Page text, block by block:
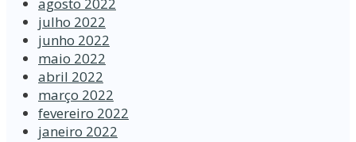
julho 2022
junho 2022
maio 2022
abril 2022
março 2022
fevereiro 2022
janeiro 2022